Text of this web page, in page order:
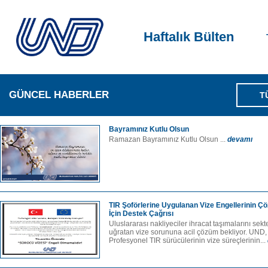
Haftalık Bülten
GÜNCEL HABERLER
Bayramınız Kutlu Olsun
Ramazan Bayramınız Kutlu Olsun ... devamı
TIR Şoförlerine Uygulanan Vize Engellerinin
İçin Destek Çağrısı
Uluslararası nakliyeciler ihracat taşımalarını
uğratan vize sorununa acil çözüm bekliyor.
Profesyonel TIR sürücülerinin vize süreçlerinin...